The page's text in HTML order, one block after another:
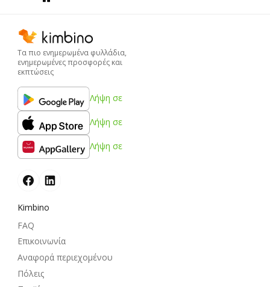
Τα πιο ενημερωμένα φυλλάδια,
ενημερωμένες προσφορές και
εκπτώσεις
Λήψη σε
Λήψη σε
Λήψη σε
Kimbino
FAQ
Επικοινωνία
Αναφορά περιεχομένου
Πόλεις